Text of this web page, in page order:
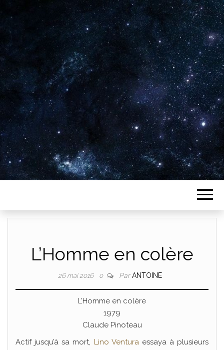
Plus de 2800 critiques de films
L’Homme en colère
26 mai 2016 0 ParANTOINE
L’Homme en colère
1979
Claude Pinoteau
Actif jusqu’à sa mort, Lino Venturaessaya à plusieurs